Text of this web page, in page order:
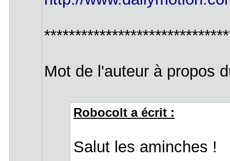
Mot de l'auteur à propos
Robocolt a écrit :
Salut les aminches !